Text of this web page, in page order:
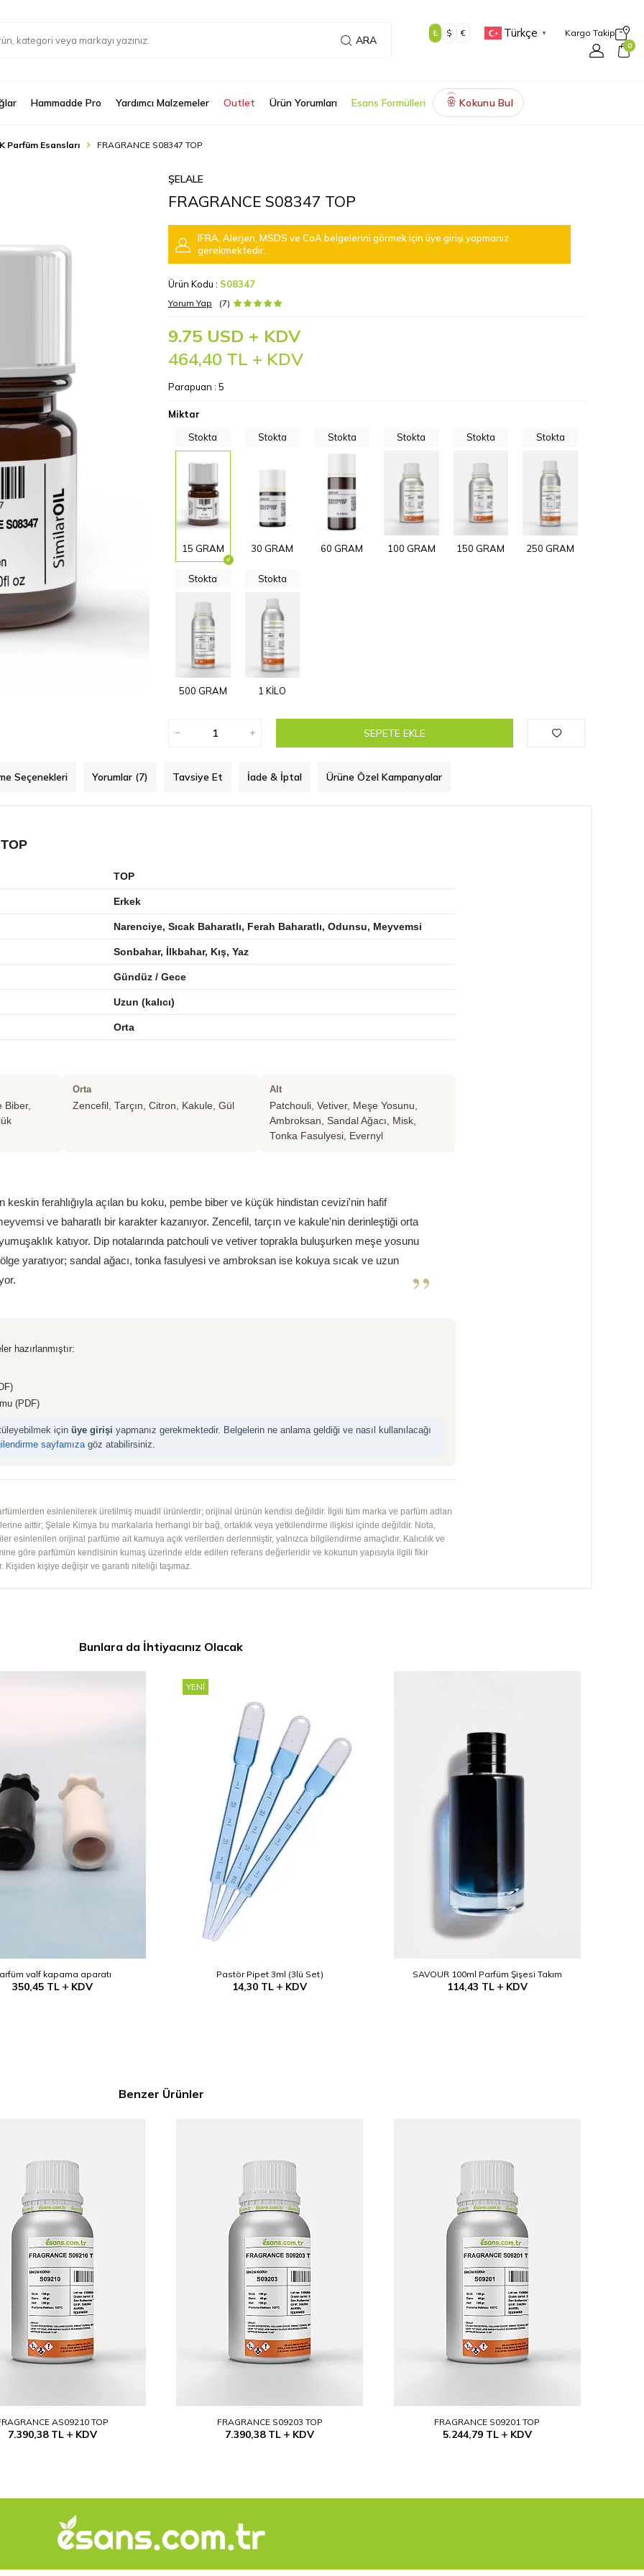
ARA
₺ $ € Türkçe ▼ Kargo Takip
0
Hammadde Pro Yardımcı Malzemeler Outlet Ürün Yorumları Esans Formülleri 🌸 Kokunu Bul
Parfüm Esansları FRAGRANCE S08347 TOP
ŞELALE
FRAGRANCE S08347 TOP
IFRA, Alerjen, MSDS ve CoA belgelerini görmek için üye girişi yapmanız
gerekmektedir.
Ürün Kodu : S08347
Yorum Yap (7)
9.75 USD + KDV
464,40 TL + KDV
Parapuan : 5
Miktar
Stokta
15 GRAM
Stokta
30 GRAM
Stokta
60 GRAM
Stokta
100 GRAM
Stokta
150 GRAM
Stokta
250 GRAM
Stokta
500 GRAM
Stokta
1 KİLO
SEPETE EKLE
Seçenekleri Yorumlar (7) Tavsiye Et İade & İptal Ürüne Özel Kampanyalar
TOP
Erkek
Narenciye, Sıcak Baharatlı, Ferah Baharatlı, Odunsu, Meyvemsi
Sonbahar, İlkbahar, Kış, Yaz
Gündüz / Gece
Uzun (kalıcı)
Orta
Biber,
Orta
Zencefil, Tarçın, Citron, Kakule, Gül
Alt
Patchouli, Vetiver, Meşe Yosunu,
Ambroksan, Sandal Ağacı, Misk,
Tonka Fasulyesi, Evernyl
keskin ferahlığıyla açılan bu koku, pembe biber ve küçük hindistan cevizi'nin hafif
ve baharatlı bir karakter kazanıyor. Zencefil, tarçın ve kakule'nin derinleştiği orta
katıyor. Dip notalarında patchouli ve vetiver toprakla buluşurken meşe yosunu
yaratıyor; sandal ağacı, tonka fasulyesi ve ambroksan ise kokuya sıcak ve uzun
”
hazırlanmıştır:
(PDF)
için üye girişi yapmanız gerekmektedir. Belgelerin ne anlama geldiği ve nasıl kullanılacağı
sayfamıza göz atabilirsiniz.
esinlenilerek üretilmiş muadil ürünlerdir; orijinal ürünün kendisi değildir. İlgili tüm marka ve parfüm adları
aittir; Şelale Kimya bu markalarla herhangi bir bağ, ortaklık veya yetkilendirme ilişkisi içinde değildir. Nota,
esinlenilen orijinal parfüme ait kamuya açık verilerden derlenmiştir, yalnızca bilgilendirme amaçlıdır. Kalıcılık ve
göre parfümün kendisinin kumaş üzerinde elde edilen referans değerleridir ve kokunun yapısıyla ilgili fikir
Kişiden kişiye değişir ve garanti niteliği taşımaz.
Bunlara da İhtiyacınız Olacak
valf kapama aparatı
350,45TL KDV
YENI
Pastör Pipet 3ml (3lü Set)
14,30 TL KDV
SAVOUR 100ml Parfüm Şişesi Takım
114,43 TL KDV
Benzer Ürünler
AS09210 TOP
7.390,38TL KDV
FRAGRANCE S09203 TOP
7.390,38TL KDV
FRAGRANCE S09201 TOP
5.244,79TL KDV